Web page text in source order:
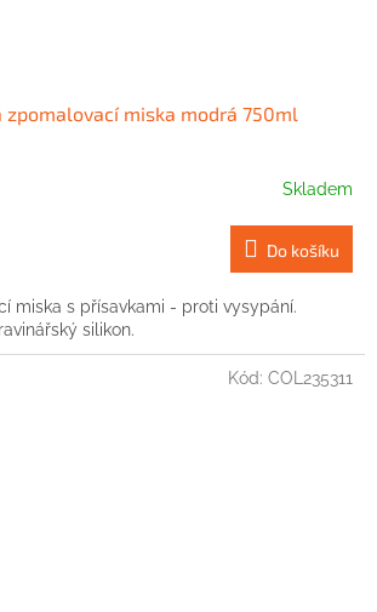
zpomalovací miska modrá 750ml
Skladem
Do košíku
miska s přísavkami - proti vysypání.
silikon.
Kód: COL235311